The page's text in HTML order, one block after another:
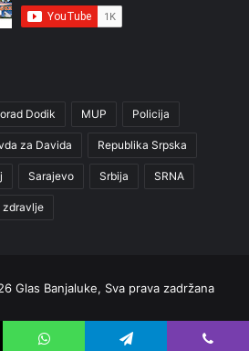
Dodik MUP Policija
za Davida Republika Srpska
Sarajevo Srbija SRNA
zdravlje
Glas Banjaluke, Sva prava zadržana